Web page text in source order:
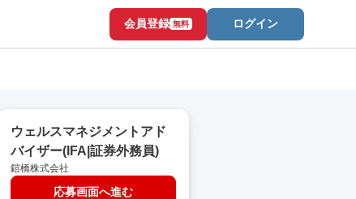
会員登録 無料 ログイン
ウェルスマネジメントアド
バイザー(IFA|証券外務員)
鎧橋株式会社
応募画面へ進む